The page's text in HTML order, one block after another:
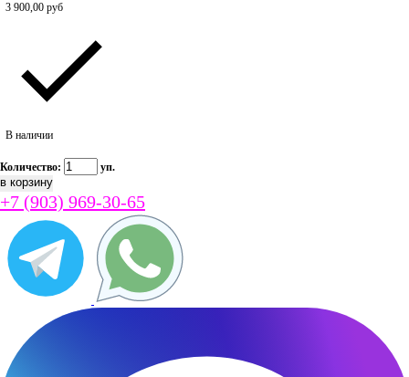
3 900,00 руб
В наличии
Количество: уп.
+7 (903) 969-30-65